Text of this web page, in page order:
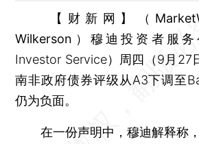
【财新网】（
Wilkerson） 穆迪投资者服务
Investor Service）周四（9月27
南非政府债券评级从A3下调至
仍为负面。
在一份声明中，穆迪解释称，